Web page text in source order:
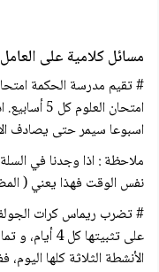
مسائل كلامية على
امتحان
اسبوعا سيمر حتى يصادف
ملاحظة : اذا وجدنا في
نفس الوقت فهذا يعني (
الأنشطة الثلاثة كلها